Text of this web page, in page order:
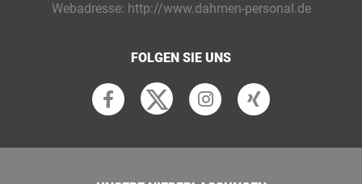
Webadresse: http://www.dahmen-personal.de
FOLGEN SIE UNS